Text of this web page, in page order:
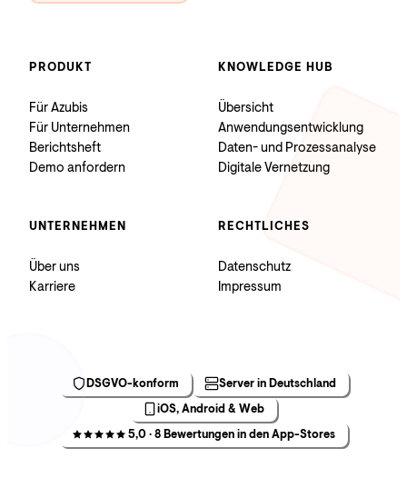
PRODUKT
Für Azubis
Für Unternehmen
Berichtsheft
Demo anfordern
KNOWLEDGE HUB
Übersicht
Anwendungsentwicklung
Daten- und Prozessanalyse
Digitale Vernetzung
UNTERNEHMEN
Über uns
Karriere
RECHTLICHES
Datenschutz
Impressum
DSGVO-konform
Server in Deutschland
iOS, Android & Web
5,0 · 8 Bewertungen in den App-Stores